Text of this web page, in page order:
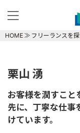
HOME フリーランスを
栗山 湧
お客様を潤すこと
先に、丁寧な仕事
けています。